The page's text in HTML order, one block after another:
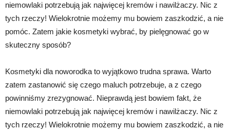
niemowlaki potrzebują jak najwięcej kremów i nawilżaczy. Nic z
tych rzeczy! Wielokrotnie możemy mu bowiem zaszkodzić, a nie
pomóc. Zatem jakie kosmetyki wybrać, by pielęgnować go w
skuteczny sposób?
Kosmetyki dla noworodka to wyjątkowo trudna sprawa. Warto
zatem zastanowić się czego maluch potrzebuje, a z czego
powinniśmy zrezygnować. Nieprawdą jest bowiem fakt, że
niemowlaki potrzebują jak najwięcej kremów i nawilżaczy. Nic z
tych rzeczy! Wielokrotnie możemy mu bowiem zaszkodzić, a nie